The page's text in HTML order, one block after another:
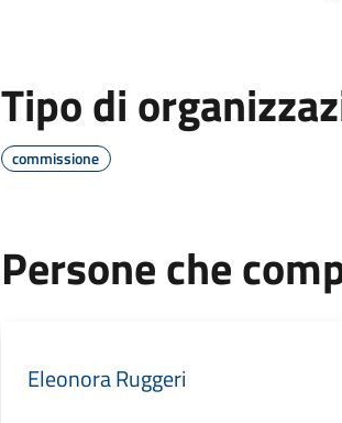
Tipo di
commissione
Persone che
Eleonora Ruggeri